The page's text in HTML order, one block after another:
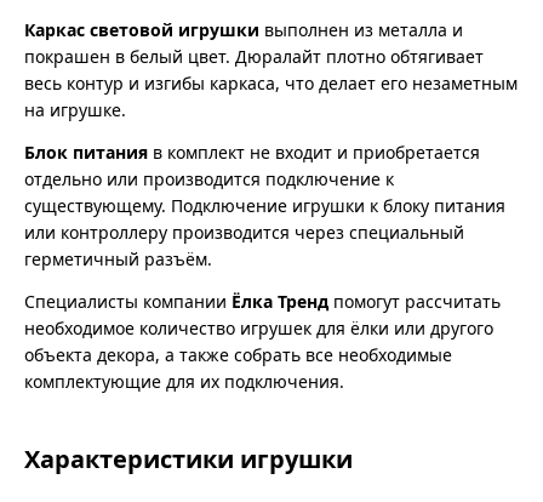
Каркас световой игрушки выполнен из металла и
покрашен в белый цвет. Дюралайт плотно обтягивает
весь контур и изгибы каркаса, что делает его незаметным
на игрушке.
Блок питания в комплект не входит и приобретается
отдельно или производится подключение к
существующему. Подключение игрушки к блоку питания
или контроллеру производится через специальный
герметичный разъём.
Специалисты компании Ёлка Тренд помогут рассчитать
необходимое количество игрушек для ёлки или другого
объекта декора, а также собрать все необходимые
комплектующие для их подключения.
Характеристики игрушки